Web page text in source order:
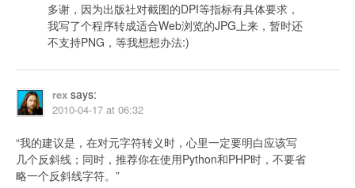
多谢，因为出版社对截图的DPI等指标有具体要求，
我写了个程序转成适合Web浏览的JPG上来，暂时还
不支持PNG，等我想想办法:)
rex says:
2010-04-17 at 06:32
“我的建议是，在对元字符转义时，心里一定要明白应该写
几个反斜线；同时，推荐你在使用Python和PHP时，不要省
略一个反斜线字符。”